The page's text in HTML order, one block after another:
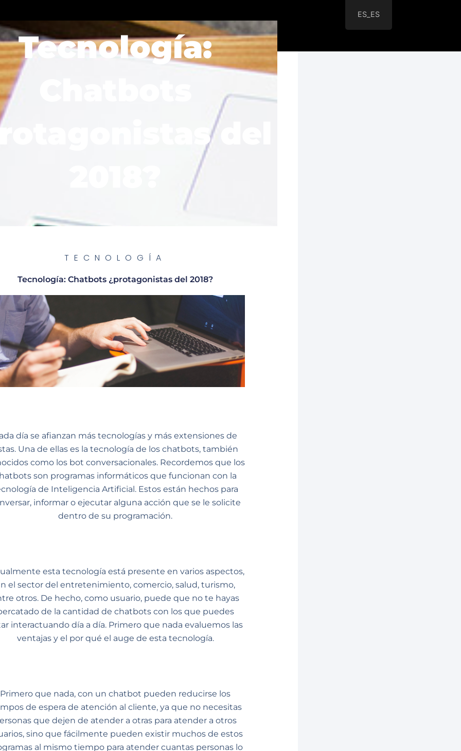
Soluciones Blog Recursos
Tecnología:
del
TECNOLOGÍA
Tecnología: Chatbots ¿protagonistas del 2018?
día se afianzan más tecnologías y más extensiones de
Una de ellas es la tecnología de los chatbots, también
como los bot conversacionales. Recordemos que los
son programas informáticos que funcionan con la
de Inteligencia Artificial. Estos están hechos para
informar o ejecutar alguna acción que se le solicite
dentro de su programación.
esta tecnología está presente en varios aspectos,
el sector del entretenimiento, comercio, salud, turismo,
otros. De hecho, como usuario, puede que no te hayas
de la cantidad de chatbots con los que puedes
interactuando día a día. Primero que nada evaluemos las
ventajas y el por qué el auge de esta tecnología.
Primero que nada, con un chatbot pueden reducirse los
de espera de atención al cliente, ya que no necesitas
que dejen de atender a otras para atender a otros
sino que fácilmente pueden existir muchos de estos
al mismo tiempo para atender cuantas personas lo
ES_ES